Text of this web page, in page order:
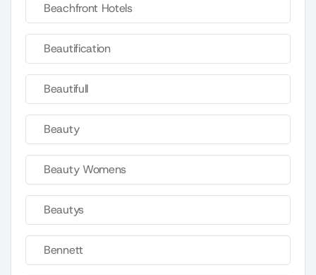
Beachfront Hotels
Beautification
Beautifull
Beauty
Beauty Womens
Beautys
Bennett